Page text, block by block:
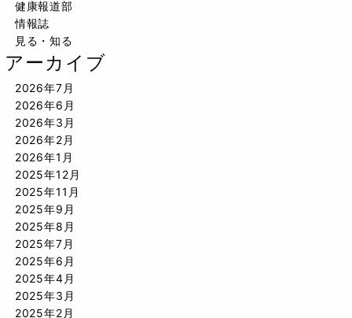
健康報道部
情報誌
見る・知る
アーカイブ
2026年7月
2026年6月
2026年3月
2026年2月
2026年1月
2025年12月
2025年11月
2025年9月
2025年8月
2025年7月
2025年6月
2025年4月
2025年3月
2025年2月